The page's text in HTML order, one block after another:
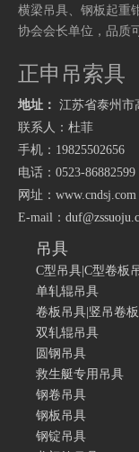
横梁吊具、 钢板起重
协会会长单位，品质
正申吊索具
地址： 江苏省泰州市
联系人：杜菲
手机：19825502656
电话：0523-86882599
网址： www.cndsj.com
E-mail：
吊具
C型吊具|C型卷板
单轧辊吊具
卷板吊具|竖吊卷
双轧辊吊具
圆钢吊具
救生艇专用吊具
钢卷吊具
钢板吊具
钢锭吊具